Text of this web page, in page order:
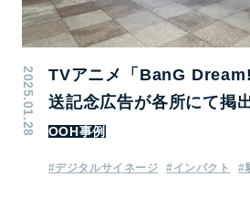
2025.01.28
TVアニメ「BanG
送記念広告が各所にて掲
OOH事例
#デジタルサイネージ #インパクト #